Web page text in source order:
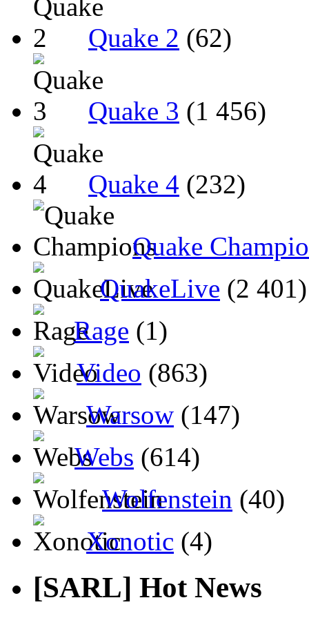
Quake 2 (62)
Quake 3 (1 456)
Quake 4 (232)
Quake
QuakeLive (2 401)
Rage (1)
Video (863)
Warsow (147)
Webs (614)
Wolfenstein (40)
Xonotic (4)
[SARL] Hot News